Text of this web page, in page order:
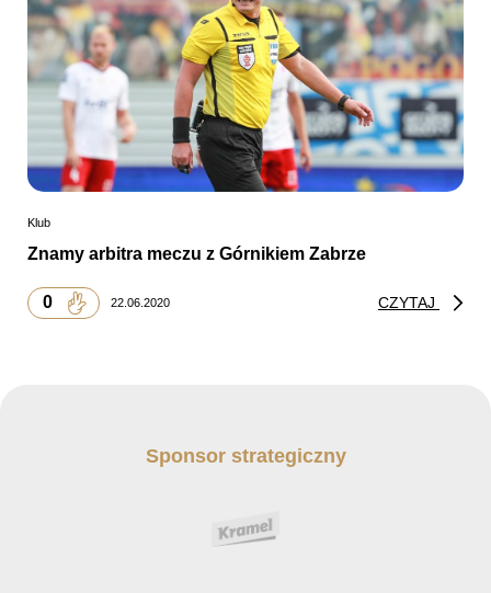
Klub
Znamy arbitra meczu z Górnikiem Zabrze
0 22.06.2020 CZYTAJ
Sponsor strategiczny